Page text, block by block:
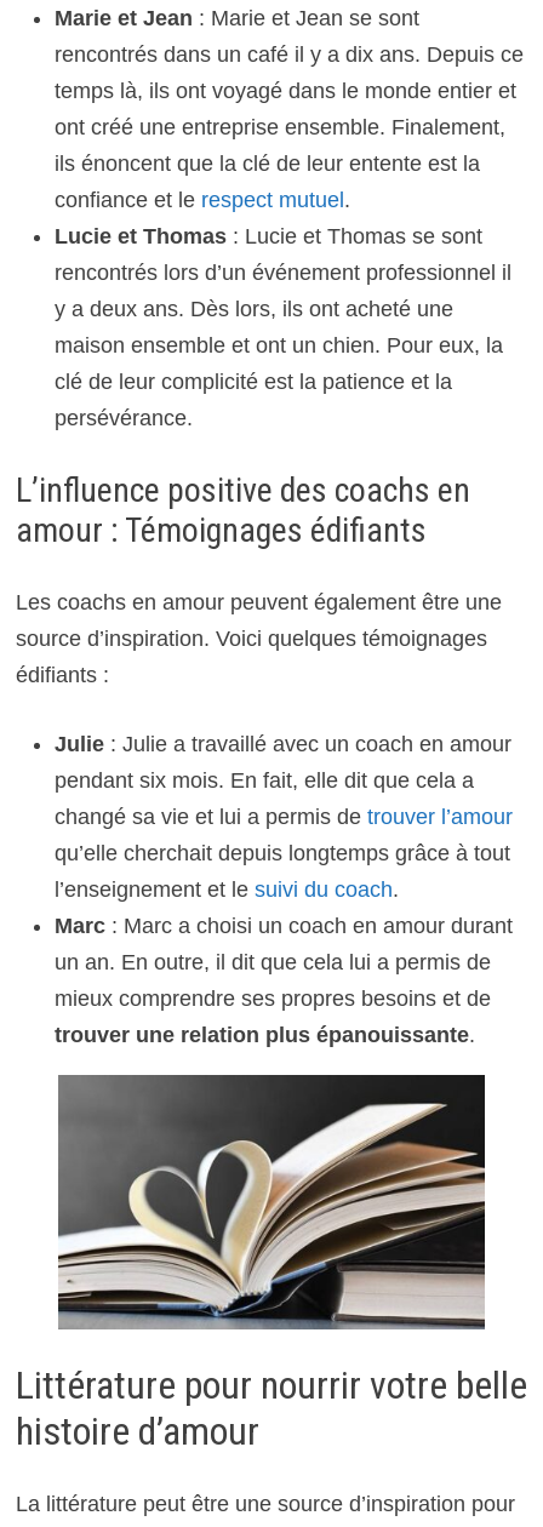
Marie et Jean : Marie et Jean se sont
rencontrés dans un café il y a dix ans. Depuis ce
temps là, ils ont voyagé dans le monde entier et
ont créé une entreprise ensemble. Finalement,
ils énoncent que la clé de leur entente est la
confiance et le respect mutuel .
Lucie et Thomas: Lucie et Thomas se sont
rencontrés lors d’un événement professionnel il
y a deux ans. Dès lors, ils ont acheté une
maison ensemble et ont un chien. Pour eux, la
clé de leur complicité est la patience et la
persévérance.
L’influence positive des coachs en
amour : Témoignages édifiants
Les coachs en amour peuvent également être une
source d’inspiration. Voici quelques témoignages
édifiants :
Julie: Julie a travaillé avec un coach en amour
pendant six mois. En fait, elle dit que cela a
changé sa vie et lui a permis de trouver l’amour
qu’elle cherchait depuis longtemps grâce à tout
l’enseignement et le suivi du coach.
Marc: Marc a choisi un coach en amour durant
un an. En outre, il dit que cela lui a permis de
mieux comprendre ses propres besoins et de
trouver une relation plus épanouissante.
Littérature pour nourrir votre belle
histoire d’amour
La littérature peut être une source d’inspiration pour